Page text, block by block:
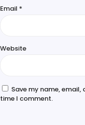
Email *
Website
Save my name,
time I comment.